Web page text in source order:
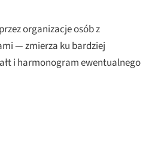
organizacje osób z
— zmierza ku bardziej
i harmonogram ewentualnego